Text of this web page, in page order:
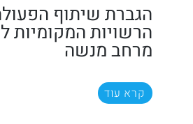
הגברת שיתוף
הרשויות המקומיות
מרחב מנשה
קרא עוד